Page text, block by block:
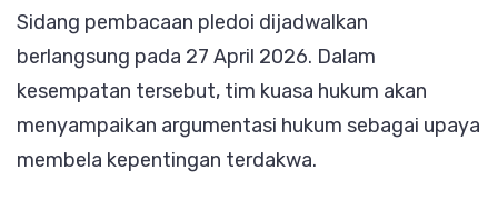
Sidang pembacaan pledoi dijadwalkan
berlangsung pada 27 April 2026. Dalam
kesempatan tersebut, tim kuasa hukum akan
menyampaikan argumentasi hukum sebagai upaya
membela kepentingan terdakwa.